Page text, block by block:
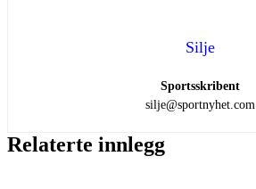
Silje
Sportsskribent
silje@sportnyhet.com
Relaterte innlegg